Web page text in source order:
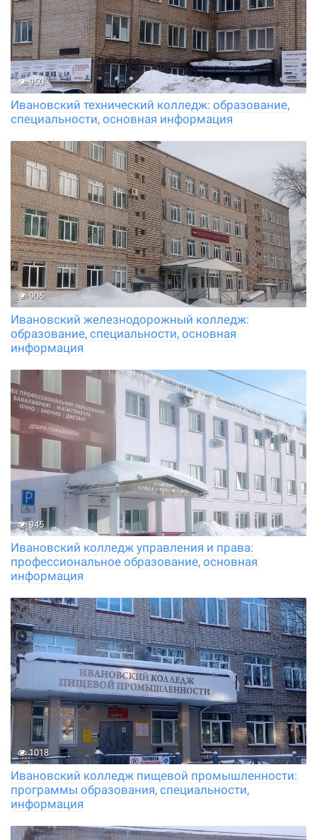
950
Ивановский технический колледж: образование,
специальности, основная информация
906
Ивановский железнодорожный колледж:
образование, специальности, основная
информация
945
Ивановский колледж управления и права:
профессиональное образование, основная
информация
1018
Ивановский колледж пищевой промышленности:
программы образования, специальности,
информация